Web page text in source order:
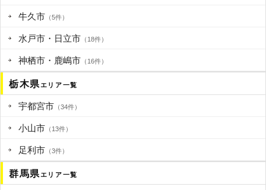
牛久市 （5件）
水戸市・日立市 （18件）
神栖市・鹿嶋市 （16件）
栃木県エリア一覧
宇都宮市 （34件）
小山市 （13件）
足利市 （3件）
群馬県エリア一覧